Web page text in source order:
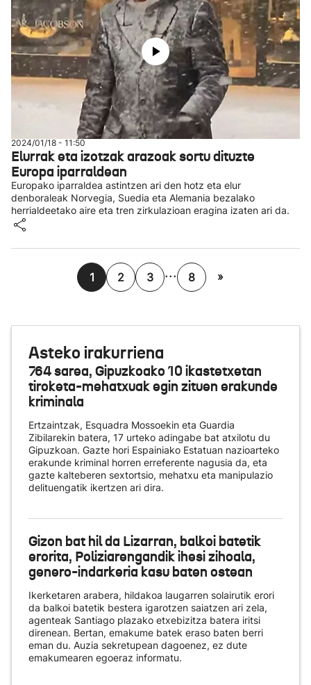
2024/01/18 - 11:50
Elurrak eta izotzak arazoak sortu dituzte
Europa iparraldean
Europako iparraldea astintzen ari den hotz eta elur
denboraleak Norvegia, Suedia eta Alemania bezalako
herrialdeetako aire eta tren zirkulazioan eragina izaten ari da.
1 2 3 ... 8 »
Asteko irakurriena
764 sarea, Gipuzkoako 10 ikastetxetan
tiroketa-mehatxuak egin zituen erakunde
kriminala
Ertzaintzak, Esquadra Mossoekin eta Guardia
Zibilarekin batera, 17 urteko adingabe bat atxilotu du
Gipuzkoan. Gazte hori Espainiako Estatuan nazioarteko
erakunde kriminal horren erreferente nagusia da, eta
gazte kalteberen sextortsio, mehatxu eta manipulazio
delituengatik ikertzen ari dira.
Gizon bat hil da Lizarran, balkoi batetik
erorita, Poliziarengandik ihesi zihoala,
genero-indarkeria kasu baten ostean
Ikerketaren arabera, hildakoa laugarren solairutik erori
da balkoi batetik bestera igarotzen saiatzen ari zela,
agenteak Santiago plazako etxebizitza batera iritsi
direnean. Bertan, emakume batek eraso baten berri
eman du. Auzia sekretupean dagoenez, ez dute
emakumearen egoeraz informatu.